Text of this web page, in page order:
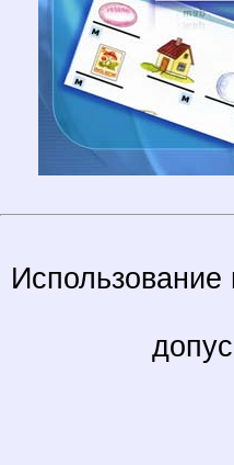
Использование